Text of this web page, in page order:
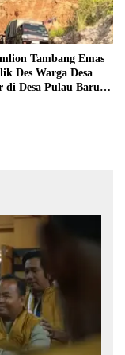
Tambang Emas
Des Warga Desa
di Desa Pulau Baru